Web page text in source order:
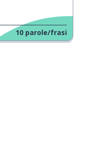
10 parole/frasi